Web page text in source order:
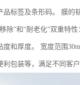
品标签及条形码。 膜的
除”和“耐老化”双重特
度和厚度。 宽度范围
利包装等，满足不同客户